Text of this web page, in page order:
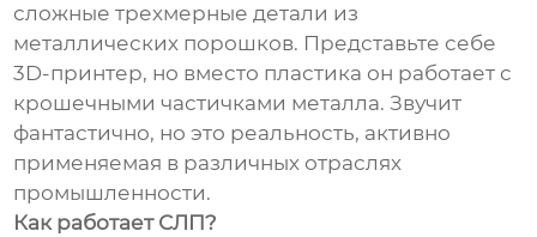
сложные трехмерные детали из
металлических порошков. Представьте себе
3D-принтер, но вместо пластика он работает с
крошечными частичками металла. Звучит
фантастично, но это реальность, активно
применяемая в различных отраслях
промышленности.
Как работает СЛП?